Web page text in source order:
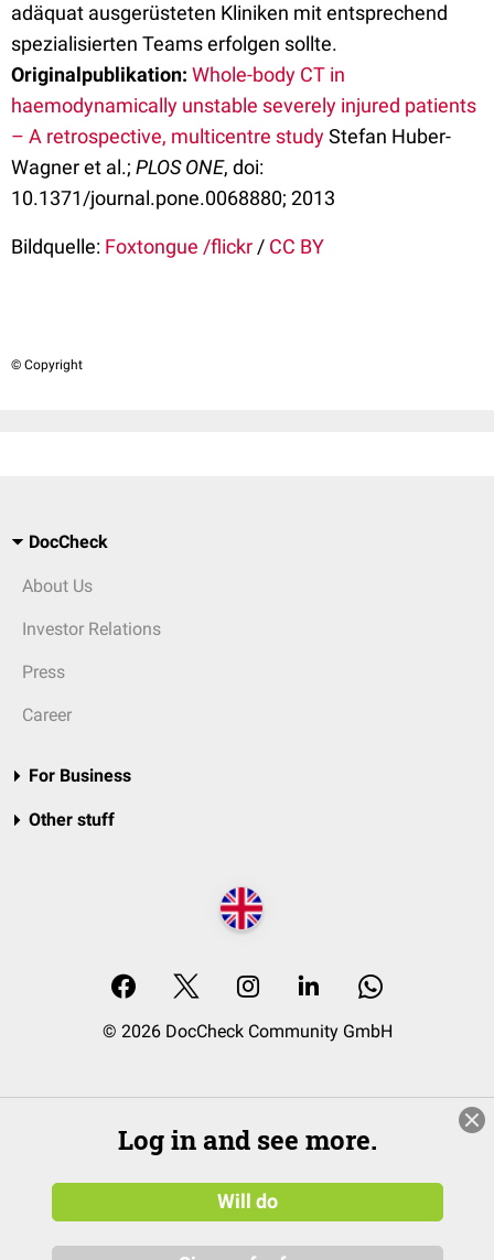
adäquat ausgerüsteten Kliniken mit entsprechend
spezialisierten Teams erfolgen sollte.
Originalpublikation: Whole-body CT in
haemodynamically unstable severely injured patients
– A retrospective, multicentre studyStefan Huber-
Wagner et al.; PLOS ONE, doi:
10.1371/journal.pone.0068880; 2013
Bildquelle: Foxtongue /flickr / CC BY
© Copyright
DocCheck
About Us
Investor Relations
Press
Career
For Business
Other stuff
© 2026 DocCheck Community GmbH
Log in and see more.
Will do